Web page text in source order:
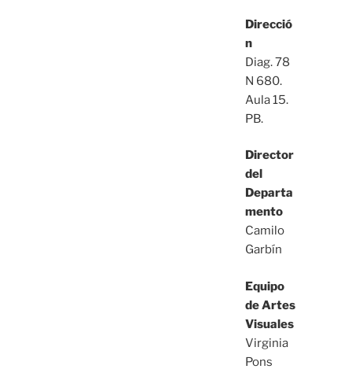
Direcció
n
Diag. 78
N 680.
Aula 15.
PB.
Director
del
Departa
mento
Camilo
Garbín
Equipo
de Artes
Visuales
Virginia
Pons